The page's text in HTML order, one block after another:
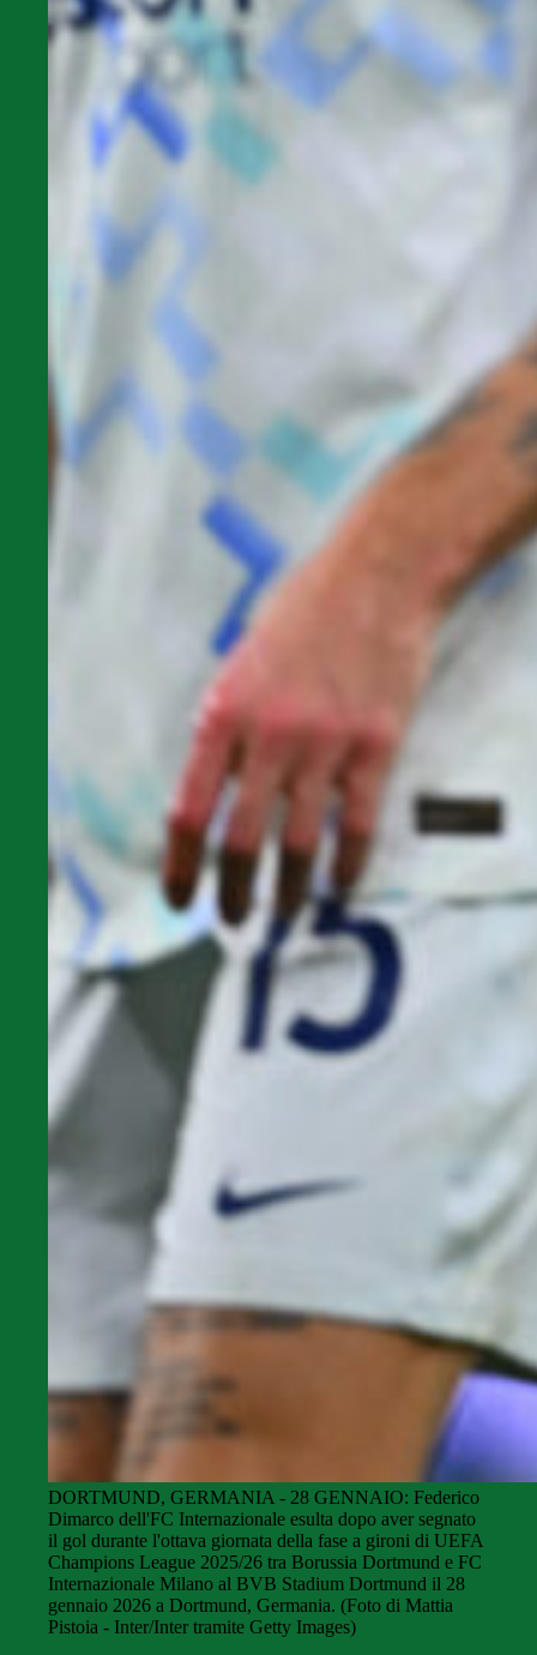
DORTMUND, GERMANIA - 28 GENNAIO: Federico
Dimarco dell'FC Internazionale esulta dopo aver segnato
il gol durante l'ottava giornata della fase a gironi di UEFA
Champions League 2025/26 tra Borussia Dortmund e FC
Internazionale Milano al BVB Stadium Dortmund il 28
gennaio 2026 a Dortmund, Germania. (Foto di Mattia
Pistoia - Inter/Inter tramite Getty Images)